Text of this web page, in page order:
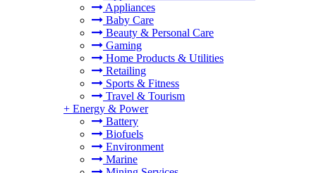
Appliances
Baby Care
Beauty & Personal Care
Gaming
Home Products & Utilities
Retailing
Sports & Fitness
Travel & Tourism
+ Energy & Power
Battery
Biofuels
Environment
Marine